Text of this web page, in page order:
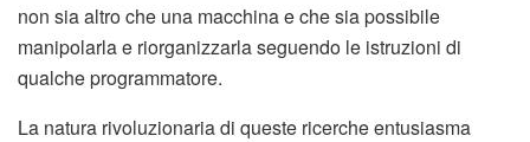
non sia altro che una macchina e che sia possibile
manipolarla e riorganizzarla seguendo le istruzioni di
qualche programmatore.
La natura rivoluzionaria di queste ricerche entusiasma